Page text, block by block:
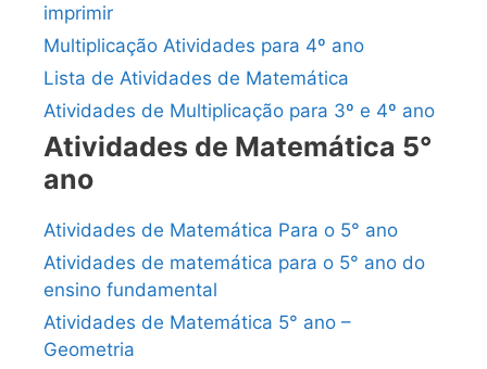
imprimir
Multiplicação Atividades para 4º ano
Lista de Atividades de Matemática
Atividades de Multiplicação para 3º e 4º ano
Atividades de Matemática 5°
ano
Atividades de Matemática Para o 5° ano
Atividades de matemática para o 5° ano do
ensino fundamental
Atividades de Matemática 5° ano –
Geometria